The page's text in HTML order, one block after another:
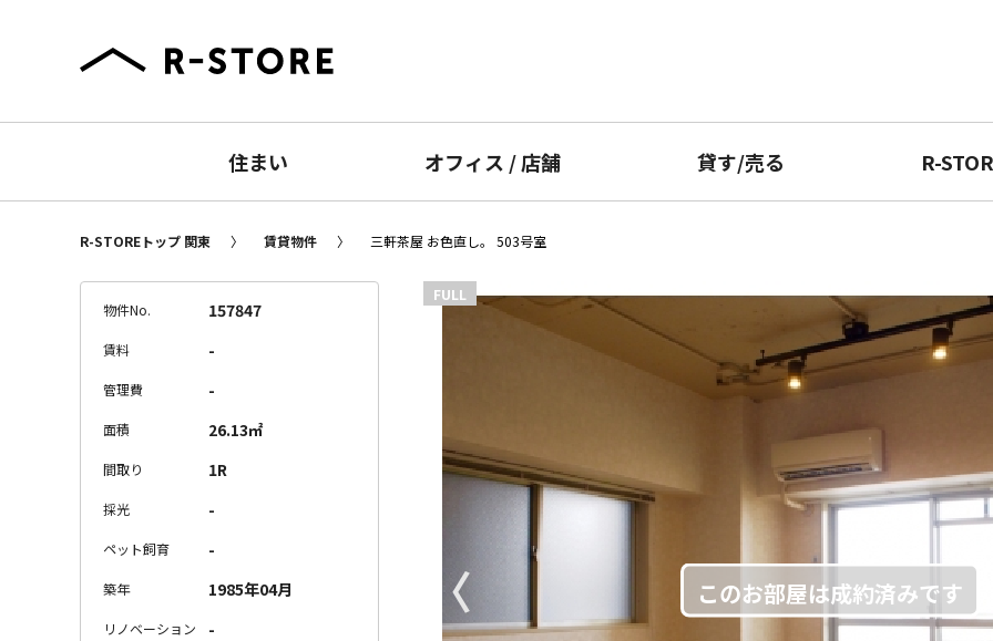
住まい オフィス /店舗 貸す/売る R-
R-STOREトップ 関東 賃貸物件 三軒茶屋 お色直し。 503号室
〈
FULL
物件No. 157847
賃料 -
管理費 -
面積 26.13㎡
間取り 1R
採光 -
ペット飼育 -
築年 1985年04月
リノベーション -